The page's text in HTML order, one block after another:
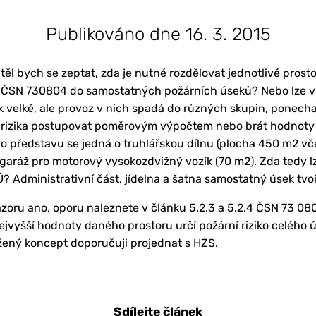
Publikováno dne 16. 3. 2015
bych se zeptat, zda je nutné rozdělovat jednotlivé
730804 do samostatných požárních úseků? Nebo lze
velké, ale provoz v nich spadá do různých skupin,
postupovat poměrovým výpočtem nebo brát
představu se jedná o truhlářskou dílnu (plocha 450 m2
pro motorový vysokozdvižný vozík (70 m2). Zda tedy
Administrativní část, jídelna a šatna samostatný úsek
ano, oporu naleznete v článku 5.2.3 a 5.2.4 ČSN 73
hodnoty daného prostoru určí požární riziko celého
koncept doporučuji projednat s HZS.
Sdílejte článek